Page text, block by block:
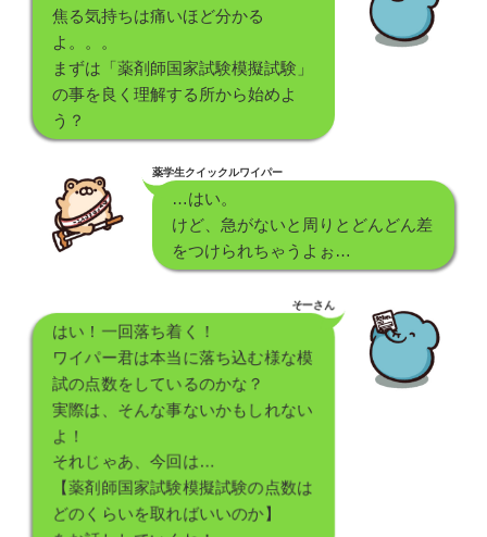
焦る気持ちは痛いほど分かる
よ。。。
まずは「薬剤師国家試験模擬試験」
の事を良く理解する所から始めよ
う？
薬学生クイックルワイパー
…はい。
けど、急がないと周りとどんどん差
をつけられちゃうよぉ…
はい！一回落ち着く！
ワイパー君は本当に落ち込む様な模
試の点数をしているのかな？
実際は、そんな事ないかもしれない
よ！
それじゃあ、今回は…
【薬剤師国家試験模擬試験の点数は
どのくらいを取ればいいのか】